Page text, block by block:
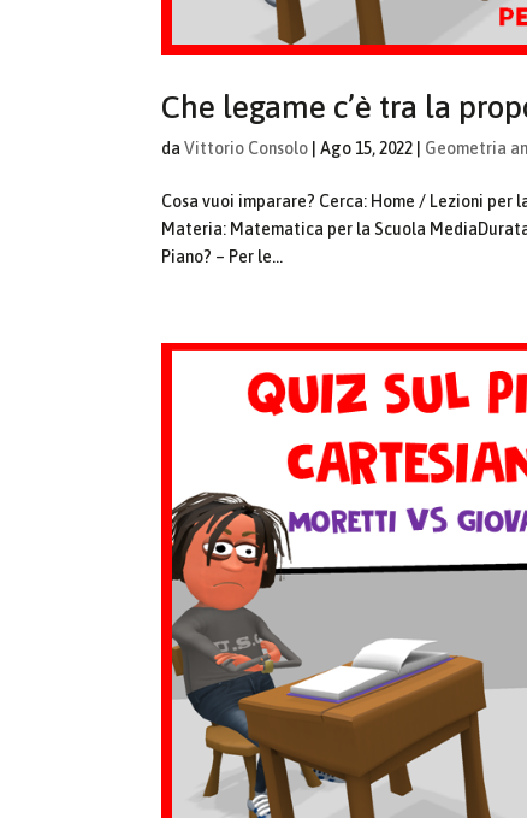
Che legame c’è tra la
daVittorio Consolo |Ago 15, 2022 Geometria
Cosa vuoi imparare? Cerca: Home / Lezioni
Materia: Matematica per la Scuola
Piano? – Per le...